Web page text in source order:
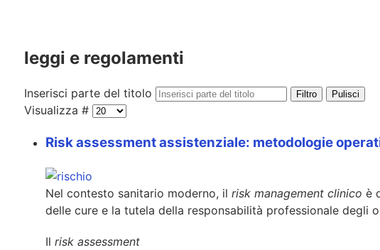
leggi e regolamenti
Inserisci parte del titolo Filtro Pulisci
Visualizza #
Risk assessment assistenziale: metodologie
Nel contesto sanitario moderno, il risk management clinico è
delle cure e la tutela della responsabilità professionale degli
Il risk assessment